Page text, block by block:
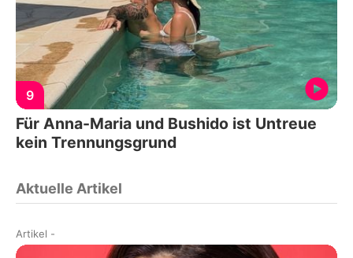
9
Für Anna-Maria und Bushido ist Untreue
kein Trennungsgrund
Aktuelle Artikel
Artikel -